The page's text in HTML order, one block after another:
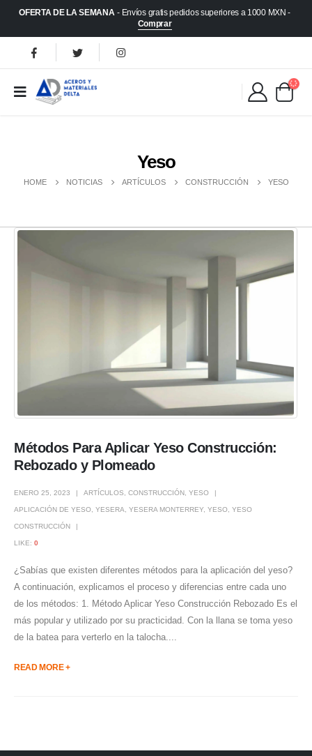
OFERTA DE LA SEMANA - Envíos gratis pedidos superiores a 1000 MXN -
Comprar
Yeso
HOME NOTICIAS ARTÍCULOS CONSTRUCCIÓN YESO
Métodos Para Aplicar Yeso Construcción:
Rebozado y Plomeado
ENERO 25, 2023 ARTÍCULOS CONSTRUCCIÓN YESO
APLICACIÓN DE YESO YESERA YESERA MONTERREY YESO YESO
CONSTRUCCIÓN
LIKE: 0
¿Sabías que existen diferentes métodos para la aplicación del yeso?
A continuación, explicamos el proceso y diferencias entre cada uno
de los métodos: 1. Método Aplicar Yeso Construcción Rebozado Es el
más popular y utilizado por su practicidad. Con la llana se toma yeso
de la batea para verterlo en la talocha....
READ MORE +